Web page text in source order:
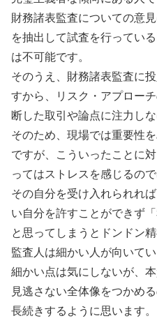
財務諸表監査についての意
を抽出して試査を行ってい
は不可能です。
そのうえ、財務諸表監査に
すから、リスク・アプロー
断した取引や論点に注力し
そのため、現場では重要性
ですが、こういったことに
ってはストレスを感じるの
その自分を受け入れられれ
い自分を許すことができず
と思ってしまうとドンドン
監査人は細かい人が向いて
細かい点は気にしないが、
見逃さない全体像をつかめ
長続きするように思います。